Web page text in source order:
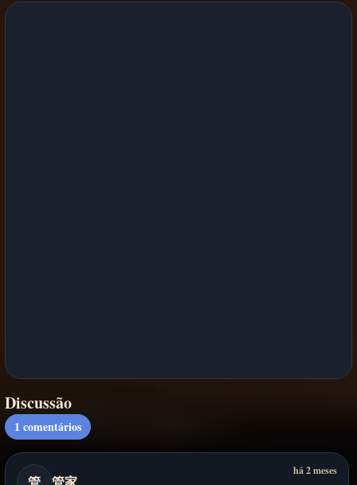
Discussão
1 comentários
há 2 meses